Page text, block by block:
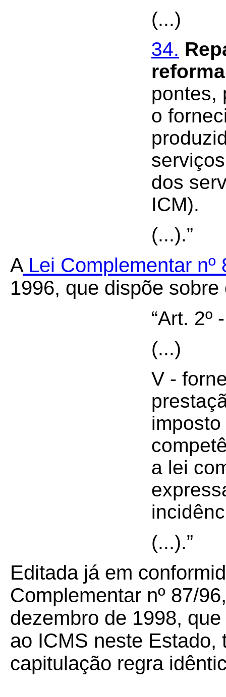
(...)
34.
reforma
pontes,
o
dos
ICM).
(...).”
ALei Complementar nº
1996, que dispõe
“Art. 2º
(...)
V -
a lei
(...).”
Editada já em
Complementar nº 87/
dezembro de 1998,
ao ICMS neste Estado,
capitulação regra